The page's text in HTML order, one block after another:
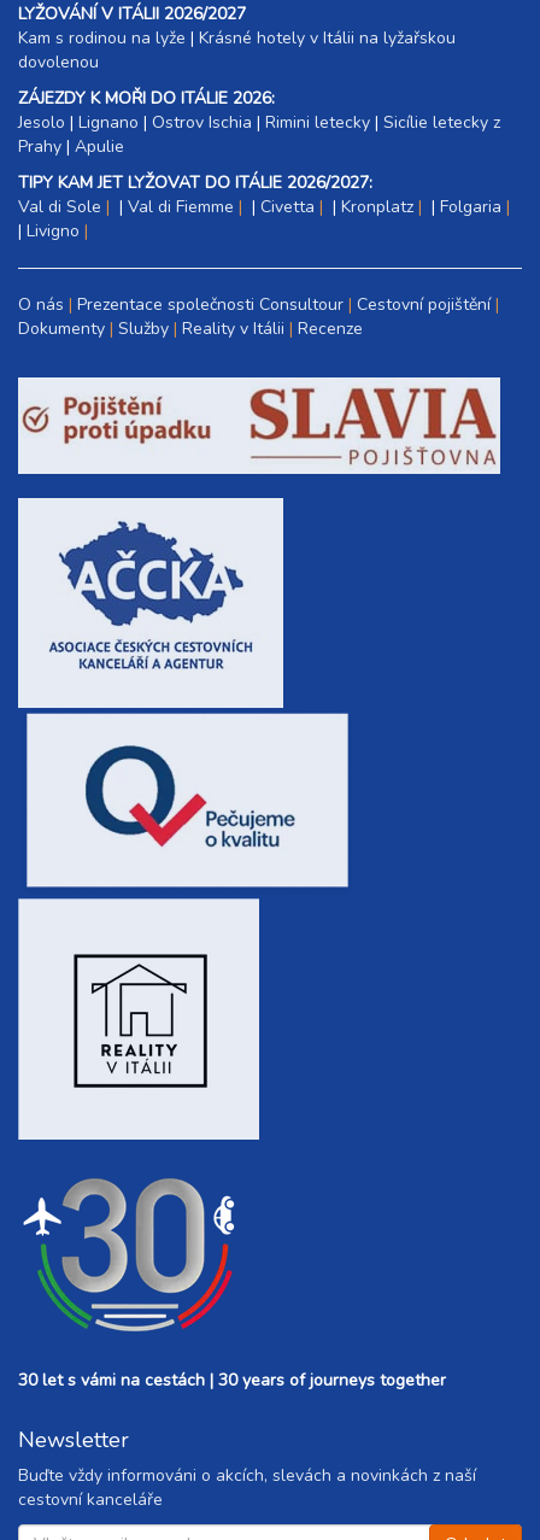
LYŽOVÁNÍ V ITÁLII 2026/2027
Kam s rodinou na lyže |​ Krásné hotely v Itálii na lyžařskou
dovolenou
ZÁJEZDY K MOŘI DO ITÁLIE 2026:
Jesolo | Lignano | Ostrov Ischia | Rimini letecky | Sicílie letecky z
Prahy | Apulie
TIPY KAM JET LYŽOVAT DO ITÁLIE 2026/2027:
Val di Sole
| Val di Fiemme | Civetta | Kronplatz | Folgaria
| Livigno
O nás Prezentace společnosti Consultour Cestovní pojištění
Dokumenty Služby Reality v Itálii Recenze
30 let s vámi na cestách | 30 years of journeys together
Newsletter
Buďte vždy informováni o akcích, slevách a novinkách z naší
cestovní kanceláře